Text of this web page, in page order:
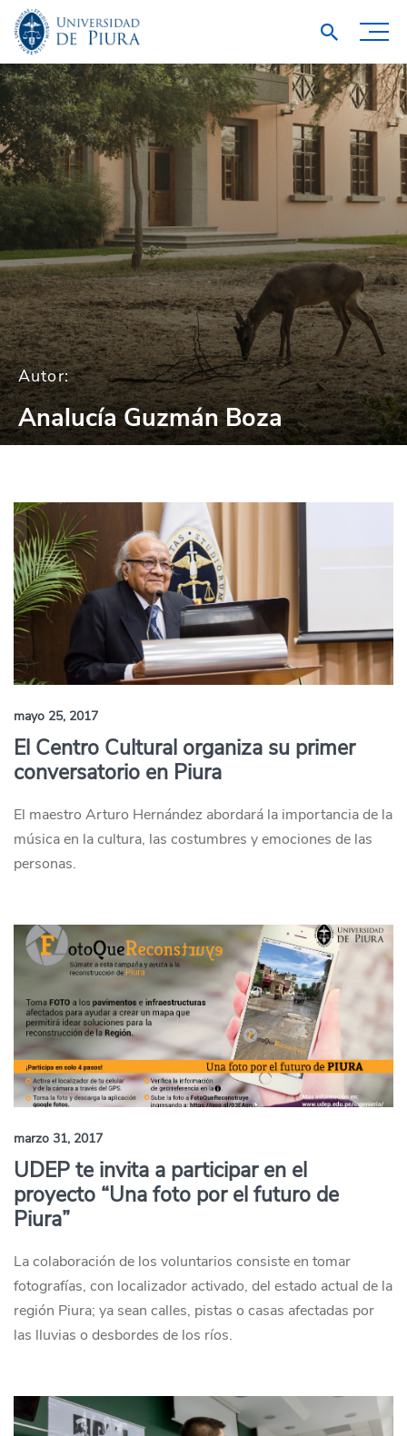
Autor:
Analucía Guzmán Boza
mayo 25, 2017
El Centro Cultural organiza su primer
conversatorio en Piura
El maestro Arturo Hernández abordará la importancia de la
música en la cultura, las costumbres y emociones de las
personas.
marzo 31, 2017
UDEP te invita a participar en el
proyecto “Una foto por el futuro de
Piura”
La colaboración de los voluntarios consiste en tomar
fotografías, con localizador activado, del estado actual de la
región Piura; ya sean calles, pistas o casas afectadas por
las lluvias o desbordes de los ríos.